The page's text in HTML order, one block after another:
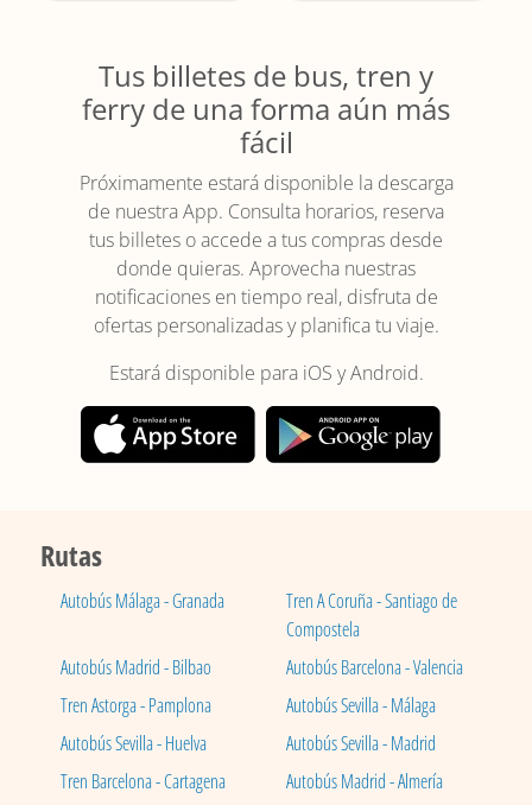
Tus billetes de bus, tren y
ferry de una forma aún más
fácil
Próximamente estará disponible la descarga
de nuestra App. Consulta horarios, reserva
tus billetes o accede a tus compras desde
donde quieras. Aprovecha nuestras
notificaciones en tiempo real, disfruta de
ofertas personalizadas y planifica tu viaje.
Estará disponible para iOS y Android.
Rutas
Autobús Málaga - Granada
Tren A Coruña - Santiago de
Compostela
Autobús Madrid - Bilbao
Autobús Barcelona - Valencia
Tren Astorga - Pamplona
Autobús Sevilla - Málaga
Autobús Sevilla - Huelva
Autobús Sevilla - Madrid
Tren Barcelona - Cartagena
Autobús Madrid - Almería